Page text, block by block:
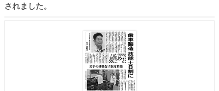
されました。